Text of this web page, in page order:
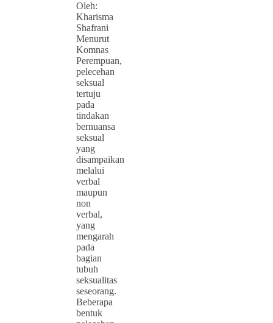
Oleh:
Kharisma
Shafrani
Menurut
Komnas
Perempuan,
pelecehan
seksual
tertuju
pada
tindakan
bernuansa
seksual
yang
disampaikan
melalui
verbal
maupun
non
verbal,
yang
mengarah
pada
bagian
tubuh
seksualitas
seseorang.
Beberapa
bentuk